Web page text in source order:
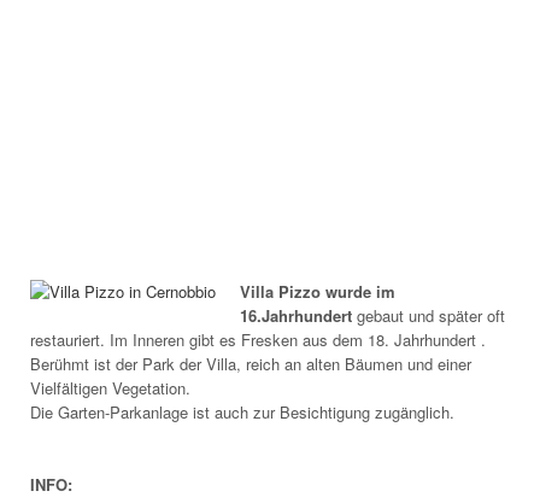
Villa Pizzo wurde im
16.Jahrhundert gebaut und später oft
restauriert. Im Inneren gibt es Fresken aus dem 18. Jahrhundert .
Berühmt ist der Park der Villa, reich an alten Bäumen und einer
Vielfältigen Vegetation.
Die Garten-Parkanlage ist auch zur Besichtigung zugänglich.
INFO: